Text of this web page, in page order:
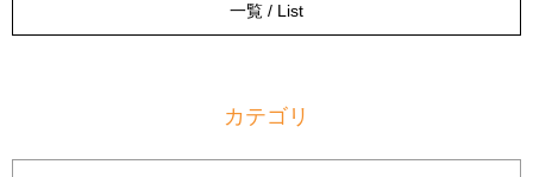
一覧 / List
カテゴリ